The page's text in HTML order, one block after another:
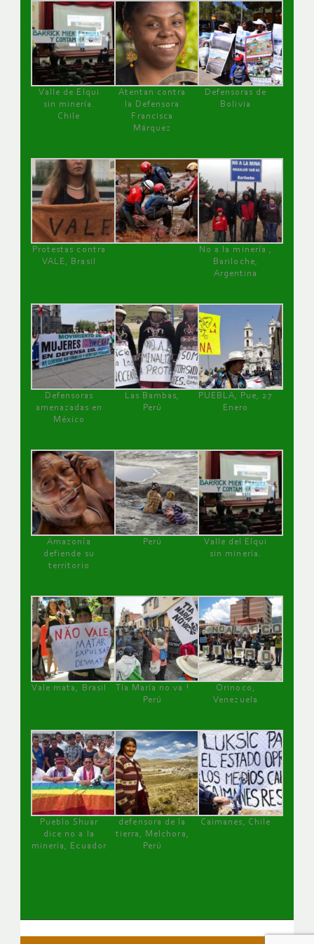
Valle de Elqui
sin minería.
Chile
Atentan contra
la Defensora
Francisca
Márquez
Defensoras de
Bolivia
Protestas contra
VALE, Brasil
No a la minería ,
Bariloche,
Argentina
Defensoras
amenazadas en
México
Las Bambas,
Perú
PUEBLA, Pue, 27
Enero
Amazonía
defiende su
territorio
Perú
Valle del Elqui
sin minería.
Vale mata, Brasil
Tía María no va !
Perú
Orinoco,
Venezuela
Pueblo Shuar
dice no a la
minería, Ecuador
defensora de la
tierra, Melchora,
Perú
Caimanes, Chile